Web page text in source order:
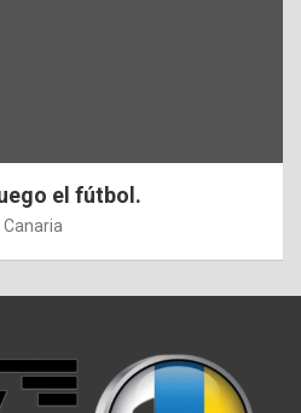
el fútbol.
Canaria